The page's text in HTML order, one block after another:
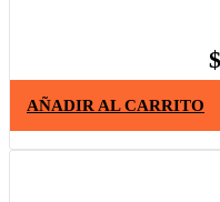
$
AÑADIR AL CARRITO